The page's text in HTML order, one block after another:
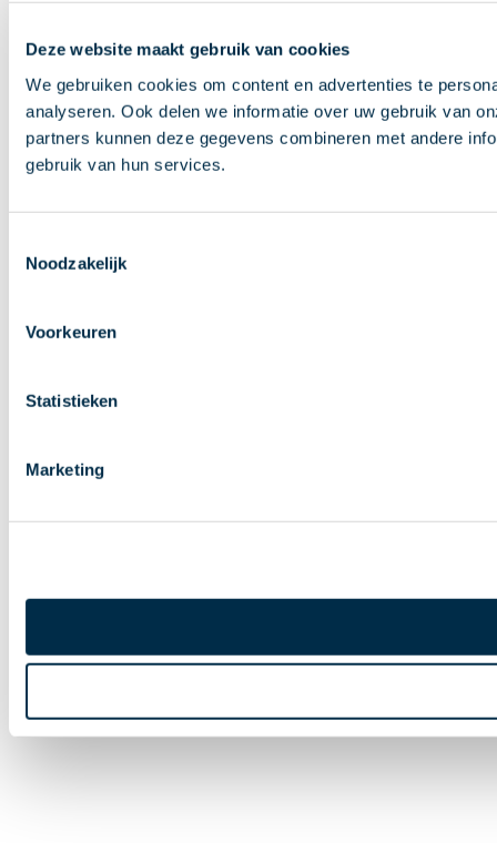
Deze website maakt gebruik van cookies
We gebruiken cookies om content en advertenties te
analyseren. Ook delen we informatie over uw gebruik van
partners kunnen deze gegevens combineren met andere
gebruik van hun services.
Noodzakelijk
Voorkeuren
Statistieken
Marketing